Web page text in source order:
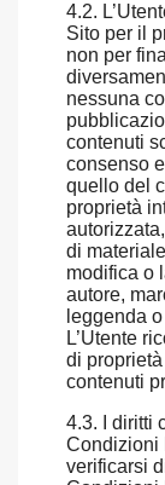
4.2.
Sito per il
non per
nessuna
contenuti
consenso
quello del
proprietà
di
modifica o
autore,
leggenda
L’Utente
di
contenuti
4.3. I diritti
Condizioni
verificarsi